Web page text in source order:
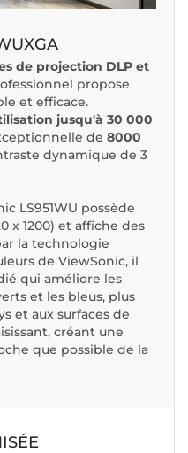
de projection DLP et
propose
et efficace.
jusqu'à 30 000
de 8000
dynamique de 3
LS951WU possède
x 1200) et affiche des
la technologie
de ViewSonic, il
qui améliore les
et les bleus, plus
et aux surfaces de
créant une
que possible de la